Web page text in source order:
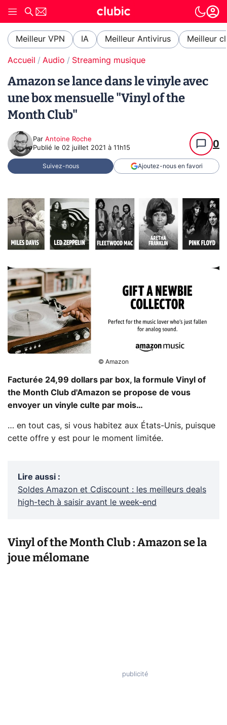
Meilleur VPN IA Meilleur Antivirus Meilleur
Accueil Audio Streaming musique
Amazon se lance dans le vinyle avec
une box mensuelle "Vinyl of the
Month Club"
Par Antoine Roche
Publié le 02 juillet 2021 à 11h15 0
Suivez-nous Ajoutez-nous en favori
© Amazon
Facturée 24,99 dollars par box, la formule Vinyl of
the Month Club d'Amazon se propose de vous
envoyer un vinyle culte par mois…
… en tout cas, si vous habitez aux États-Unis, puisque
cette offre y est pour le moment limitée.
Lire aussi :
Soldes Amazon et Cdiscount : les meilleurs deals
high-tech à saisir avant le week-end
Vinyl of the Month Club : Amazon se la
joue mélomane